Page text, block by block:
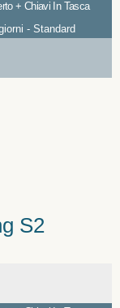
+ Chiavi In Tasca
- Standard
S2